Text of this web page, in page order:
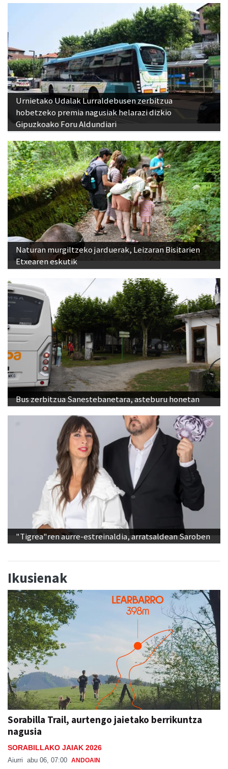
Urnietako Udalak Lurraldebusen zerbitzua
hobetzeko premia nagusiak helarazi dizkio
Gipuzkoako Foru Aldundiari
Naturan murgiltzeko jarduerak, Leizaran Bisitarien
Etxearen eskutik
Bus zerbitzua Sanestebanetara, asteburu honetan
"Tigrea"ren aurre-estreinaldia, arratsaldean Saroben
Ikusienak
Sorabilla Trail, aurtengo jaietako berrikuntza
nagusia
SORABILLAKO JAIAK 2026
Aiurri abu 06, 07:00 ANDOAIN